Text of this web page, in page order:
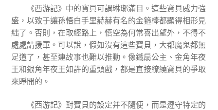
《西游記》中的寶貝可謂琳瑯滿目。這些寶貝威力強
盛，以致于讓孫悟白手里赫赫有名的金箍棒都顯得相形見
絀了。否則，在取經路上，悟空為何常喜出望外，不得不
處處請援軍。可以說，假如沒有這些寶貝，大都魔鬼都無
足道了，甚至連故事也難以推動。像鐵扇公主、金角年夜
王和銀角年夜王如許的重頭戲，都是直接繚繞寶貝的爭取
來睜開的。
《西游記》對寶貝的設定并不隨便，而是遵守特定的